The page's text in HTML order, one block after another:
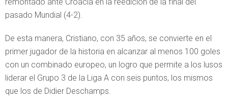
pasado Mundial (4-2).
De esta manera, Cristiano, con 35 años, se convierte en el
primer jugador de la historia en alcanzar al menos 100 goles
con un combinado europeo, un logro que permite a los lusos
liderar el Grupo 3 de la Liga A con seis puntos, los mismos
que los de Didier Deschamps.